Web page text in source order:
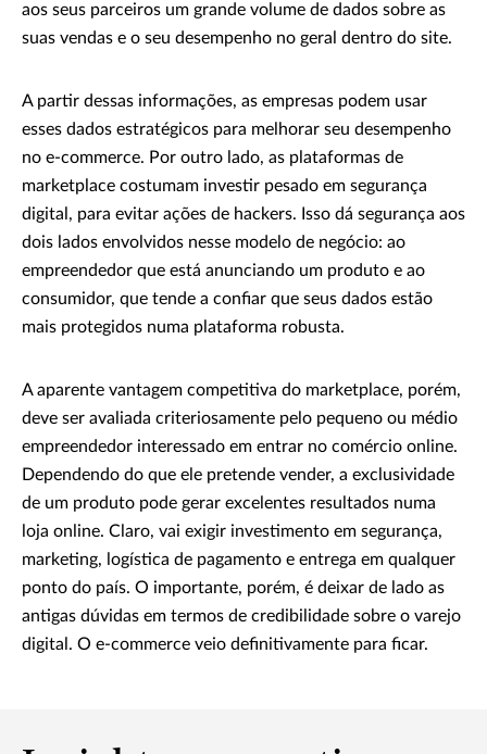
aos seus parceiros um grande volume de dados sobre as
suas vendas e o seu desempenho no geral dentro do site.
A partir dessas informações, as empresas podem usar
esses dados estratégicos para melhorar seu desempenho
no e-commerce. Por outro lado, as plataformas de
marketplace costumam investir pesado em segurança
digital, para evitar ações de hackers. Isso dá segurança aos
dois lados envolvidos nesse modelo de negócio: ao
empreendedor que está anunciando um produto e ao
consumidor, que tende a confiar que seus dados estão
mais protegidos numa plataforma robusta.
A aparente vantagem competitiva do marketplace, porém,
deve ser avaliada criteriosamente pelo pequeno ou médio
empreendedor interessado em entrar no comércio online.
Dependendo do que ele pretende vender, a exclusividade
de um produto pode gerar excelentes resultados numa
loja online. Claro, vai exigir investimento em segurança,
marketing, logística de pagamento e entrega em qualquer
ponto do país. O importante, porém, é deixar de lado as
antigas dúvidas em termos de credibilidade sobre o varejo
digital. O e-commerce veio definitivamente para ficar.